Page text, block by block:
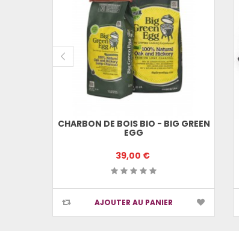
CHARBON DE BOIS BIO - BIG GREEN
EGG
39,00 €
AJOUTER AU PANIER